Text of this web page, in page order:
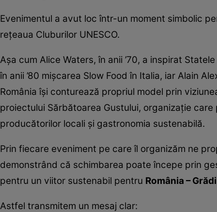
Evenimentul a avut loc într-un moment simbolic
rețeaua Cluburilor UNESCO.
Așa cum Alice Waters, în anii ’70, a inspirat
în anii ’80 mișcarea Slow Food în Italia, iar Alain
România își conturează propriul model prin
proiectului Sărbătoarea Gustului, organizație
producătorilor locali și gastronomia sustenabilă.
Prin fiecare eveniment pe care îl organizăm ne
demonstrând că schimbarea poate începe prin
pentru un viitor sustenabil pentru România –
Astfel transmitem un mesaj clar: